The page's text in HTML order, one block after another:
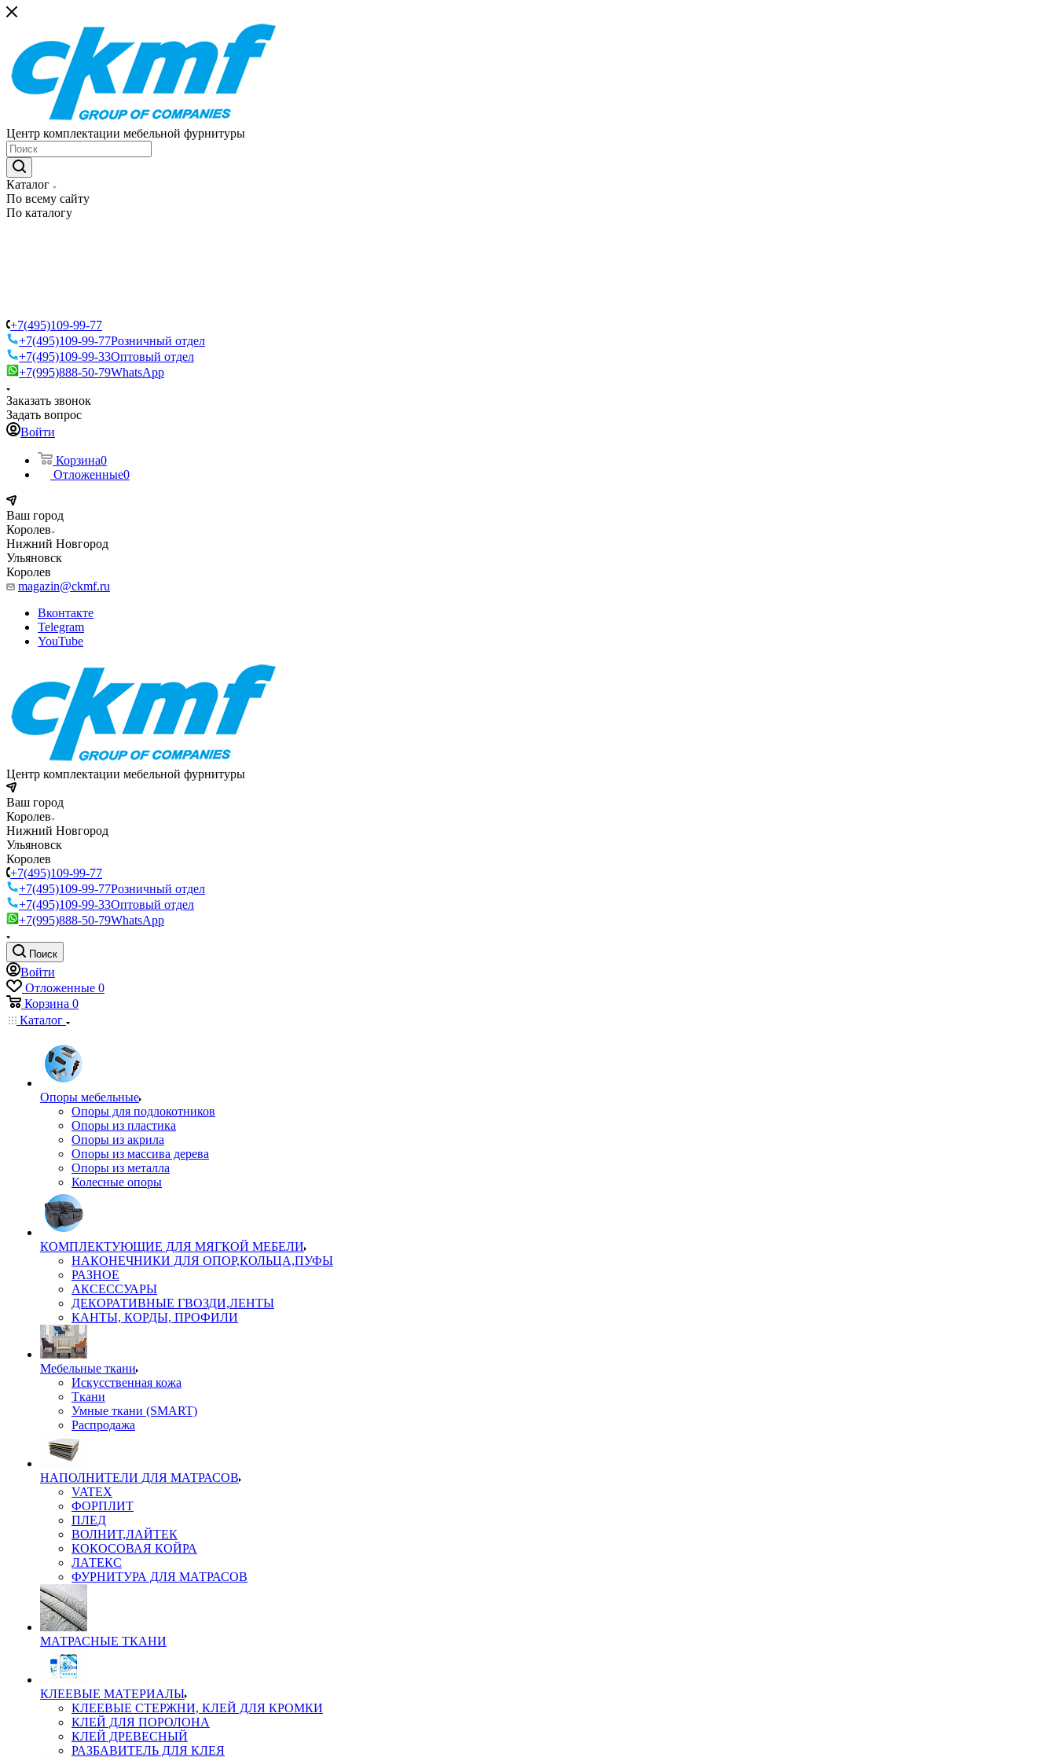
Центр комплектации мебельной фурнитуры
Каталог
По всему сайту
По каталогу
+7(495)109-99-77
+7(495)109-99-77Розничный отдел
+7(495)109-99-33Оптовый отдел
+7(995)888-50-79WhatsApp
Заказать звонок
Задать вопрос
Войти
Корзина0
Отложенные0
Ваш город
Королев
Нижний Новгород
Ульяновск
Королев
magazin@ckmf.ru
Вконтакте
Telegram
YouTube
Центр комплектации мебельной фурнитуры
Ваш город
Королев
Нижний Новгород
Ульяновск
Королев
+7(495)109-99-77
+7(495)109-99-77Розничный отдел
+7(495)109-99-33Оптовый отдел
+7(995)888-50-79WhatsApp
Поиск
Войти
Отложенные 0
Корзина 0
Каталог
Опоры мебельные
Опоры для подлокотников
Опоры из пластика
Опоры из акрила
Опоры из массива дерева
Опоры из металла
Колесные опоры
КОМПЛЕКТУЮЩИЕ ДЛЯ МЯГКОЙ МЕБЕЛИ
НАКОНЕЧНИКИ ДЛЯ ОПОР,КОЛЬЦА,ПУФЫ
РАЗНОЕ
АКСЕССУАРЫ
ДЕКОРАТИВНЫЕ ГВОЗДИ,ЛЕНТЫ
КАНТЫ, КОРДЫ, ПРОФИЛИ
Мебельные ткани
Искусственная кожа
Ткани
Умные ткани (SMART)
Распродажа
НАПОЛНИТЕЛИ ДЛЯ МАТРАСОВ
VATEX
ФОРПЛИТ
ПЛЕД
ВОЛНИТ,ЛАЙТЕК
КОКОСОВАЯ КОЙРА
ЛАТЕКС
ФУРНИТУРА ДЛЯ МАТРАСОВ
МАТРАСНЫЕ ТКАНИ
КЛЕЕВЫЕ МАТЕРИАЛЫ
КЛЕЕВЫЕ СТЕРЖНИ, КЛЕЙ ДЛЯ КРОМКИ
КЛЕЙ ДЛЯ ПОРОЛОНА
КЛЕЙ ДРЕВЕСНЫЙ
РАЗБАВИТЕЛЬ ДЛЯ КЛЕЯ